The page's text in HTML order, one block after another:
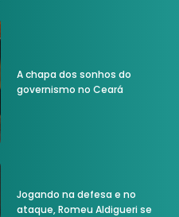
A chapa dos sonhos do
governismo no Ceará
Jogando na defesa e no
ataque, Romeu Aldigueri se